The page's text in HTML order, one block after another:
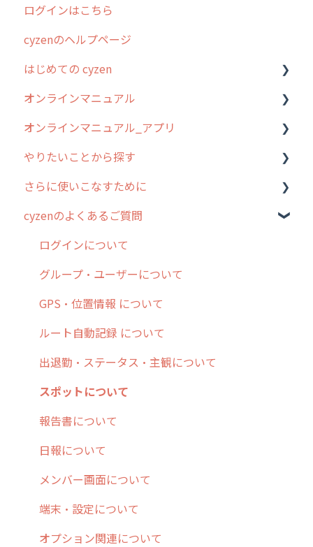
2024年のリリース情報
2023年のリリース情報
過去のリリース
2019年までのリリース情報
お客様の声を実現しました
ログインはこちら
cyzenのヘルプページ
はじめての cyzen
0. はじめてのcyzenの使い方
1. cyzenについて知ろう
2. 主要機能の概要
3. cyzenの位置情報取得について
4. cyzen利用前の準備：システム管理者編
5. 基本的な使い方：システム管理者編
6. 基本的な使い方：ユーザー編
7. 初心者向けよくある質問集
8. 用語集
9. もっと便利に利用するための設定
10.ユーザー向けおすすめの使い方
【業界業種別】cyzen設定方法
オンラインマニュアル
管理サイトの使い始め
ユーザー・グループ管理
行動管理
予定管理
スポット
ステータス・主観
報告書・行動種別
勤怠管理
活動通知
パフォーマンス
帳票出力
メッセージ・ファイル添付
商品
各種設定・その他
オンラインマニュアル_アプリ
アプリの使い始め
ホーム画面
スポット
報告閲覧
予定
日報
履歴
メンバー
メッセージ
パフォーマンス
外部リンク
お知らせ
設定
やりたいことから探す
行動管理
勤怠管理
予定管理
スポット
ステータス・主観
報告書・行動種別
ユーザー・グループ管理
メッセージ機能
活動通知
内線電話
商品
各種設定・ログイン
さらに使いこなすために
はじめに
スポット・ステータス関連オプション
交通費自動計算
安全走行支援
写真管理・高画質化
ダッシュボード（BI）・パフォーマンス
連携オプション
その他オプション
IP接続制限・端末認証設定
契約・その他
cyzenのよくあるご質問
ログインについて
グループ・ユーザーについて
GPS・位置情報 について
ルート自動記録 について
出退勤・ステータス・主観について
スポットについて
報告書について
日報について
メンバー画面について
端末・設定について
オプション関連について